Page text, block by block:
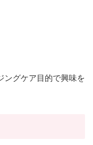
ングケア目的で興味を